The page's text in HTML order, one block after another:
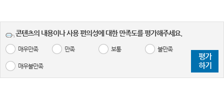
콘텐츠의 내용이나 사용 편의성에 대한 만족도를 평가해주세요.
매우만족 만족 보통 불만족
매우불만족
평가
하기